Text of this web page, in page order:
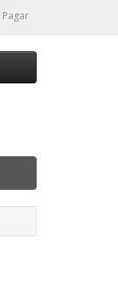
Pagar